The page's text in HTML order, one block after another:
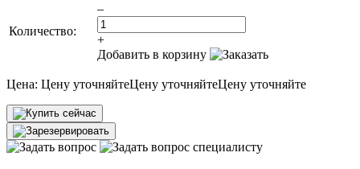
Количество:
–
+
Добавить в корзину
Цена: Цену уточняйтеЦену уточняйтеЦену уточняйте